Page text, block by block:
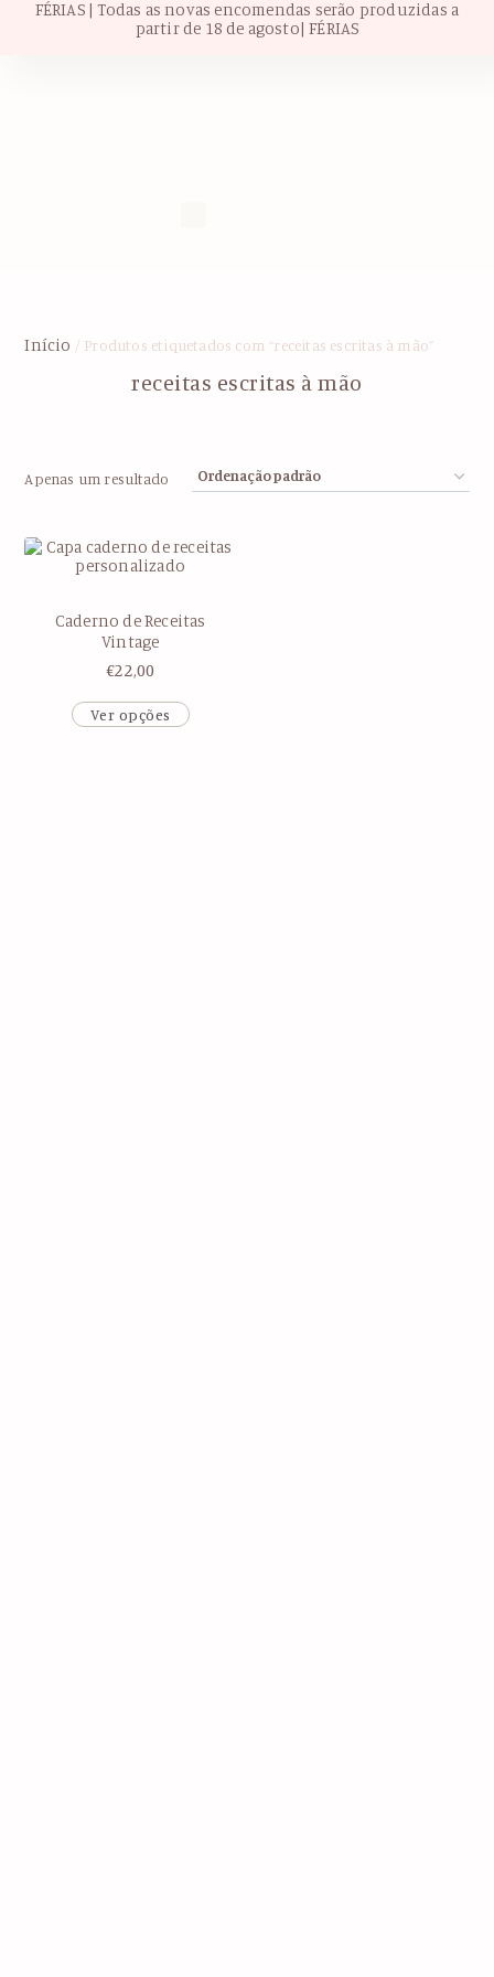
FÉRIAS | Todas as novas encomendas serão produzidas a
partir de 18 de agosto| FÉRIAS
Início / Produtos etiquetados com “receitas escritas à mão”
receitas escritas à mão
Apenas um resultado
Caderno de Receitas
Vintage
€22,00
Ver opções